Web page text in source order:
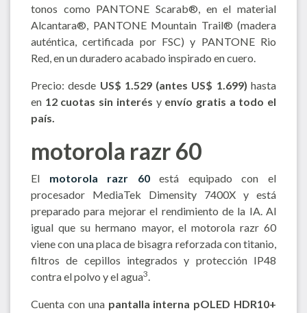
tonos como PANTONE Scarab®, en el material
Alcantara®, PANTONE Mountain Trail® (madera
auténtica, certificada por FSC) y PANTONE Rio
Red, en un duradero acabado inspirado en cuero.
Precio: desde US$ 1.529 (antes US$ 1.699) hasta
en 12 cuotas sin interés y envío gratis a todo el
país.
motorola razr 60
El motorola razr 60está equipado con el
procesador MediaTek Dimensity 7400X y está
preparado para mejorar el rendimiento de la IA. Al
igual que su hermano mayor, el motorola razr 60
viene con una placa de bisagra reforzada con titanio,
filtros de cepillos integrados y protección IP48
contra el polvo y el agua3.
Cuenta con unapantalla interna pOLED HDR10+